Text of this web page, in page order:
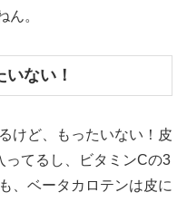
ん。
ない！
けど、もったいない！皮
ってるし、ビタミンCの3
、ベータカロテンは皮に